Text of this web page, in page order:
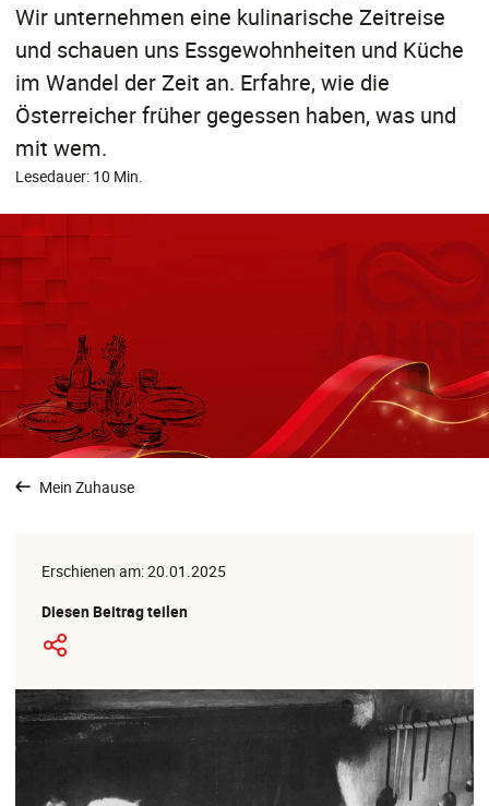
Wir unternehmen eine kulinarische Zeitreise
und schauen uns Essgewohnheiten und Küche
im Wandel der Zeit an. Erfahre, wie die
Österreicher früher gegessen haben, was und
mit wem.
Lesedauer: 10 Min.
Mein Zuhause
Erschienen am: 20.01.2025
Diesen Beitrag teilen